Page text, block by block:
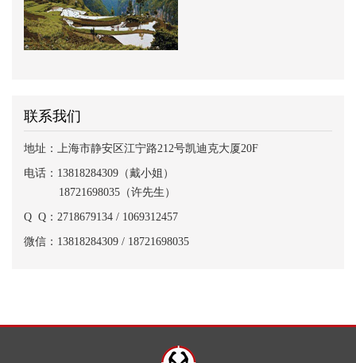
联系我们
地址：上海市静安区江宁路212号凯迪克大厦20F
电话：13818284309（戴小姐）
18721698035（许先生）
Q Q：2718679134 / 1069312457
微信：13818284309 / 18721698035